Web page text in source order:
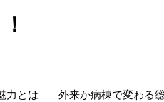
力とは 外来か病棟で変わる